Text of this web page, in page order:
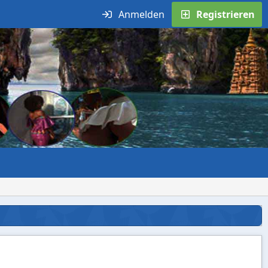
Anmelden Registrieren